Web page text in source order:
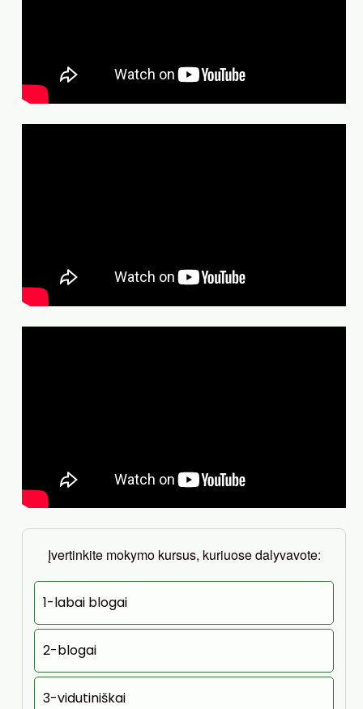
Įvertinkite mokymo kursus, kuriuose dalyvavote:
1-labai blogai
2-blogai
3-vidutiniškai